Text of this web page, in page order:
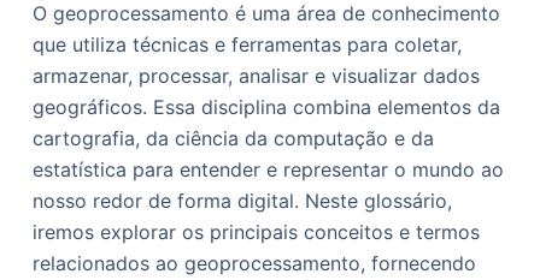
o
n
e
ú
d
o
O geoprocessamento é uma área de conhecimento
que utiliza técnicas e ferramentas para coletar,
armazenar, processar, analisar e visualizar dados
geográficos. Essa disciplina combina elementos da
cartografia, da ciência da computação e da
estatística para entender e representar o mundo ao
nosso redor de forma digital. Neste glossário,
iremos explorar os principais conceitos e termos
relacionados ao geoprocessamento, fornecendo